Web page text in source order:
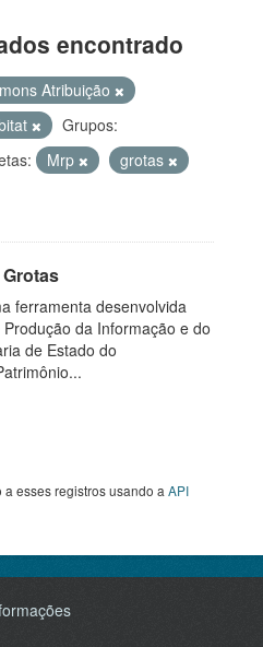
encontrado
Atribuição
Grupos:
Mrp
grotas
Grotas
ferramenta desenvolvida
da Informação e do
de Estado do
esses registros usando a API